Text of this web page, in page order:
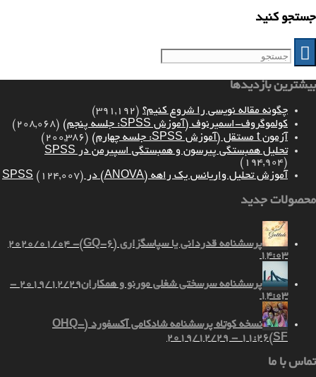
جستجو کنید
بیشترین بازدیدها
چگونه مقاله نویسی را شروع کنیم؟ (391,192)
کولموگروف-اسمیرنوف (آموزش SPSS: جلسه پنجم)
(208,068)
آزمون t مستقل (آموزش SPSS: جلسه چهارم)
(200,386)
تحلیل همبستگی پیرسون و همبستگی اسپیرمن در SPSS
(194,904)
آموزش تحلیل واریانس یک راهه (ANOVA) در SPSS
(124,007)
محصولات جدید
پرسشنامه قدردانی یا سپاسگزاری (GQ-6)
2020/01/04 -
14:03
پرسشنامه سرسختی شغلی مورنو و همکاران
2019/12/29 -
14:03
نسخه کوتاه پرسشنامه شادکامی آکسفورد (OHQ-
SF)
2019/12/29 - 11:26
تماس با ما